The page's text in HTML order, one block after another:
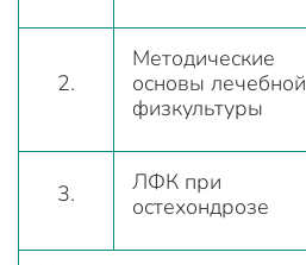
2.
Методические
основы лечебной
физкультуры
3.
ЛФК при
остехондрозе